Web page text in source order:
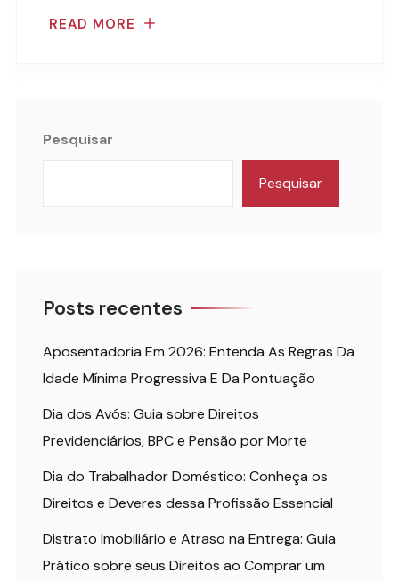
READ MORE
Pesquisar
Pesquisar
Posts recentes
Aposentadoria Em 2026: Entenda As Regras Da
Idade Mínima Progressiva E Da Pontuação
Dia dos Avós: Guia sobre Direitos
Previdenciários, BPC e Pensão por Morte
Dia do Trabalhador Doméstico: Conheça os
Direitos e Deveres dessa Profissão Essencial
Distrato Imobiliário e Atraso na Entrega: Guia
Prático sobre seus Direitos ao Comprar um